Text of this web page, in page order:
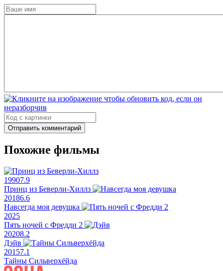
Эдин Хасанович
Отправить комментарий
Похожие фильмы
19907.9
Принц из Беверли-Хиллз
20186.6
Навсегда моя девушка
2025
Пять ночей с Фредди 2
20208.2
Дэйв
20157.1
Тайны Сильверхёйда